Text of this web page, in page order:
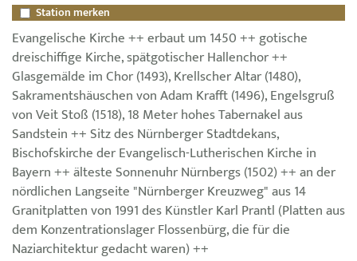
Station merken
Evangelische Kirche ++ erbaut um 1450 ++ gotische
dreischiffige Kirche, spätgotischer Hallenchor ++
Glasgemälde im Chor (1493), Krellscher Altar (1480),
Sakramentshäuschen von Adam Krafft (1496), Engelsgruß
von Veit Stoß (1518), 18 Meter hohes Tabernakel aus
Sandstein ++ Sitz des Nürnberger Stadtdekans,
Bischofskirche der Evangelisch-Lutherischen Kirche in
Bayern ++ älteste Sonnenuhr Nürnbergs (1502) ++ an der
nördlichen Langseite "Nürnberger Kreuzweg" aus 14
Granitplatten von 1991 des Künstler Karl Prantl (Platten aus
dem Konzentrationslager Flossenbürg, die für die
Naziarchitektur gedacht waren) ++